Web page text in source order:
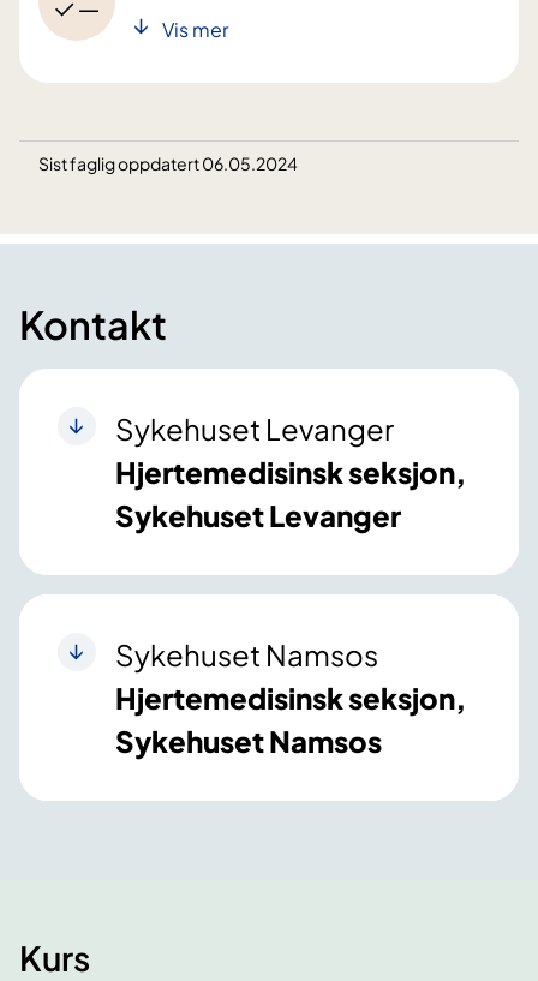
Vis mer
Sist faglig oppdatert 06.05.2024
Kontakt
Sykehuset Levanger
Hjertemedisinsk seksjon,
Sykehuset Levanger
Sykehuset Namsos
Hjertemedisinsk seksjon,
Sykehuset Namsos
Kurs